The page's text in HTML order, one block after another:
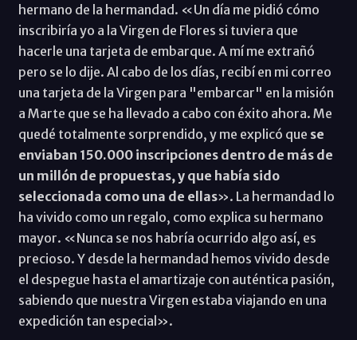
hermano de la hermandad. «Un día me pidió cómo
inscribiría yo a la Virgen de Flores si tuviera que
hacerle una tarjeta de embarque. A mí me extrañó
pero se lo dije. Al cabo de los días, recibí en mi correo
una tarjeta de la Virgen para "embarcar" en la misión
a Marte que se ha llevado a cabo con éxito ahora. Me
quedé totalmente sorprendido, y me explicó que se
enviaban 150.000 inscripciones dentro de más de
un millón de propuestas, y que había sido
seleccionada como una de ellas». La hermandad lo
ha vivido como un regalo, como explica su hermano
mayor. «Nunca se nos habría ocurrido algo así, es
precioso. Y desde la hermandad hemos vivido desde
el despegue hasta el amartizaje con auténtica pasión,
sabiendo que nuestra Virgen estaba viajando en una
expedición tan especial».